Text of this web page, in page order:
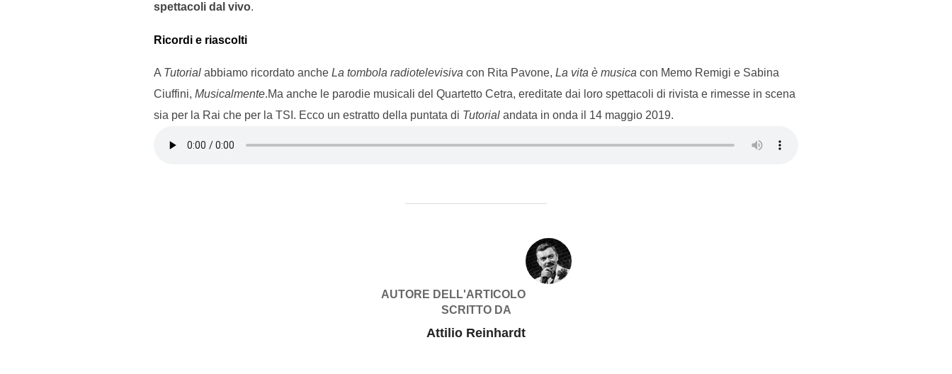
spettacoli dal vivo.
Ricordi e riascolti
A Tutorial abbiamo ricordato anche La tombola radiotelevisiva con Rita Pavone, La vita è musica con Memo Remigi e Sabina
Ciuffini, Musicalmente.Ma anche le parodie musicali del Quartetto Cetra, ereditate dai loro spettacoli di rivista e rimesse in scena
sia per la Rai che per la TSI. Ecco un estratto della puntata di Tutorial andata in onda il 14 maggio 2019.
AUTORE DELL'ARTICOLO
SCRITTO DA
Attilio Reinhardt